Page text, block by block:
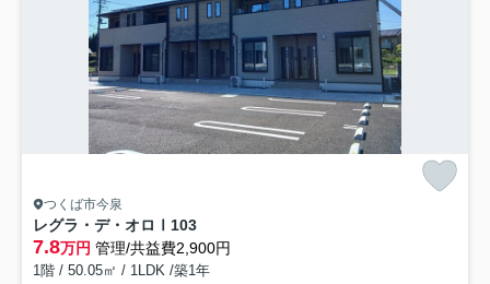
つくば市今泉
レグラ・デ・オロⅠ 103
7.8万円 管理/共益費2,900円
1階 / 50.05㎡ / 1LDK /築1年